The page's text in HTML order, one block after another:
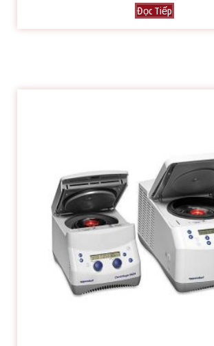
Đọc Tiếp